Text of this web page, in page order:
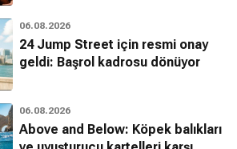
06.08.2026
24 Jump Street için resmi onay
geldi: Başrol kadrosu dönüyor
06.08.2026
Above and Below: Köpek balıkları